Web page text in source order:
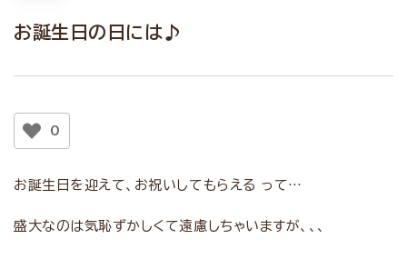
お誕生日の日には♪
0
お誕生日を迎えて、お祝いしてもらえる って…
盛大なのは気恥ずかしくて遠慮しちゃいますが、、、